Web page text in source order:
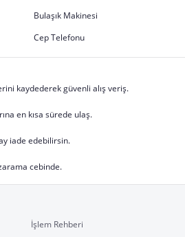
Bulaşık Makinesi
Cep Telefonu
kaydederek güvenli alış veriş.
en kısa sürede ulaş.
iade edebilirsin.
cebinde.
İşlem Rehberi